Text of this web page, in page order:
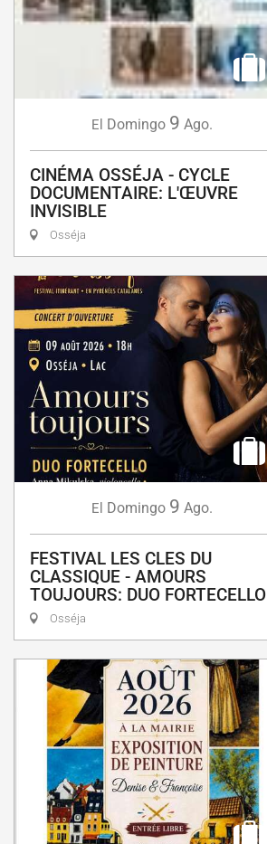
El Domingo 9 Ago.
CINÉMA OSSÉJA - CYCLE
DOCUMENTAIRE: L'ŒUVRE
INVISIBLE
Osséja
El Domingo 9 Ago.
FESTIVAL LES CLES DU
CLASSIQUE - AMOURS
TOUJOURS: DUO FORTECELLO
Osséja